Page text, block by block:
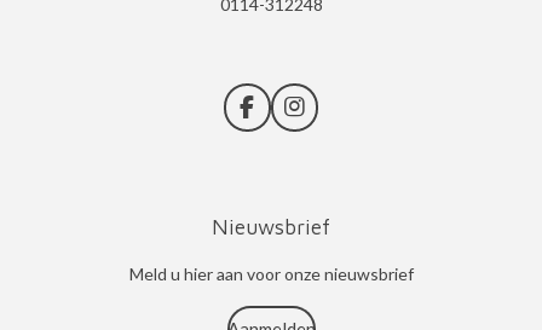
0114-312248
F
a
o
k
I
n
g
a
Nieuwsbrief
Meld u hier aan voor onze nieuwsbrief